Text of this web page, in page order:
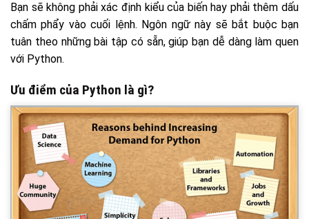
Bạn sẽ không phải xác định kiểu của biến hay phải thêm dấu
chấm phẩy vào cuối lệnh. Ngôn ngữ này sẽ bắt buộc bạn
tuân theo những bài tập có sẵn, giúp bạn dễ dàng làm quen
với Python.
Ưu điểm của Python là gì?